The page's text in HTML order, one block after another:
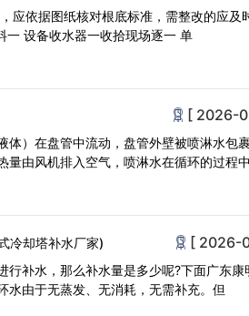
应依据图纸核对根底标准，需整改的应及
一 设备收水器一收拾现场逐一 单
[ 2026-
）在盘管中流动，盘管外壁被喷淋水包
量由风机排入空气，喷淋水在循环的过程
冷却塔补水厂家) [ 2026-
补水，那么补水量是多少呢?下面广东康
水由于无蒸发、无消耗，无需补充。但